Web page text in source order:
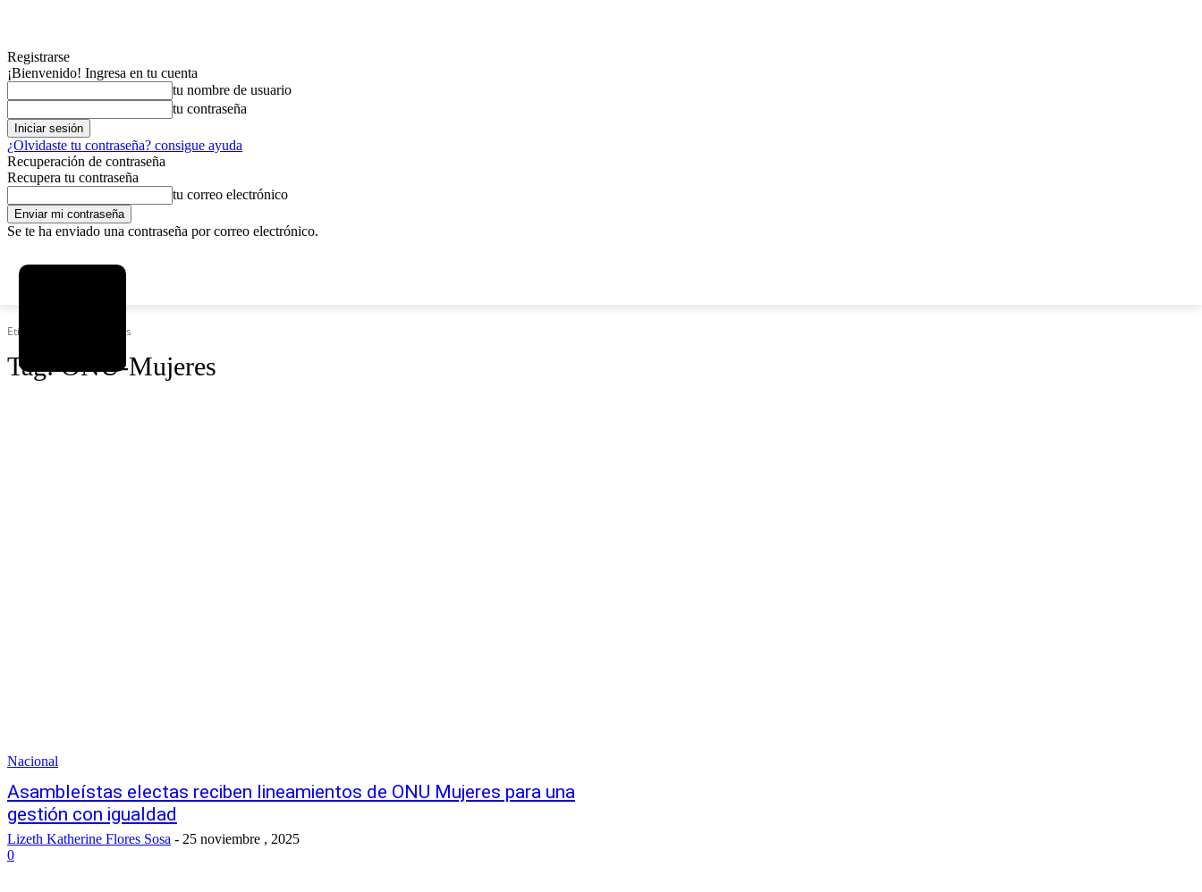
Registrarse
¡Bienvenido! Ingresa en tu cuenta
tu nombre de usuario
tu contraseña
¿Olvidaste tu contraseña? consigue ayuda
Recuperación de contraseña
Recupera tu contraseña
tu correo electrónico
Se te ha enviado una contraseña por correo electrónico.
Etiquetas ONU-Mujeres
Tag:ONU-Mujeres
Nacional
Asambleístas electas reciben lineamientos de ONU Mujeres para una
gestión con igualdad
Lizeth Katherine Flores Sosa - 25 noviembre , 2025
0